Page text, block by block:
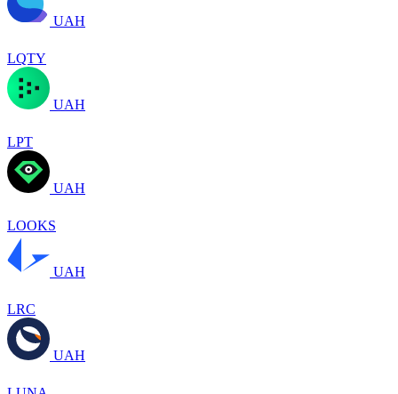
UAH
LQTY
UAH
LPT
UAH
LOOKS
UAH
LRC
UAH